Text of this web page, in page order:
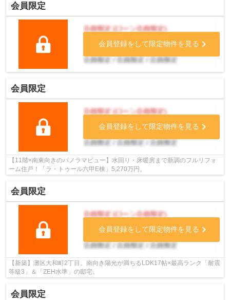
会員限定
会員登録をして限定物件を見る
会員限定
会員登録をして限定物件を見る
【11階×南東向きのパノラマビュー】水回り・床暖房まで新調のフルリフォ
ーム住戸！「ラ・トゥール六甲E棟」5,270万円。
会員限定
会員登録をして限定物件を見る
【新築】灘区大和町2丁目。南向き陽光が満ちるLDK17帖×最高ランク「耐震
等級3」＆「ZEH水準」の邸宅。
会員限定